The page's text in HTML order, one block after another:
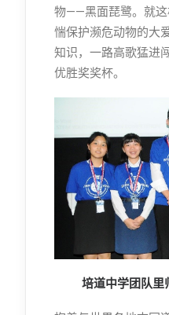
物——黑面琵鹭。就这
惴保护濒危动物的大
知识，一路高歌猛进
优胜奖奖杯。
培道中学团队里